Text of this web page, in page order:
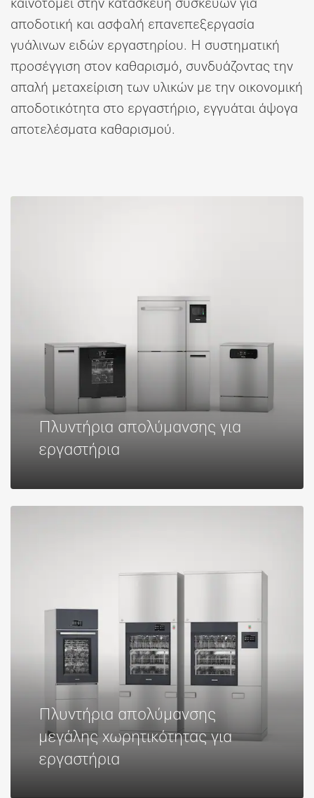
καινοτομεί στην κατασκευή συσκευών για
αποδοτική και ασφαλή επανεπεξεργασία
γυάλινων ειδών εργαστηρίου. Η συστηματική
προσέγγιση στον καθαρισμό, συνδυάζοντας την
απαλή μεταχείριση των υλικών με την οικονομική
αποδοτικότητα στο εργαστήριο, εγγυάται άψογα
αποτελέσματα καθαρισμού.
Πλυντήρια απoλύμανσης για
εργαστήρια
Πλυντήρια απολύμανσης
μεγάλης χωρητικότητας για
εργαστήρια